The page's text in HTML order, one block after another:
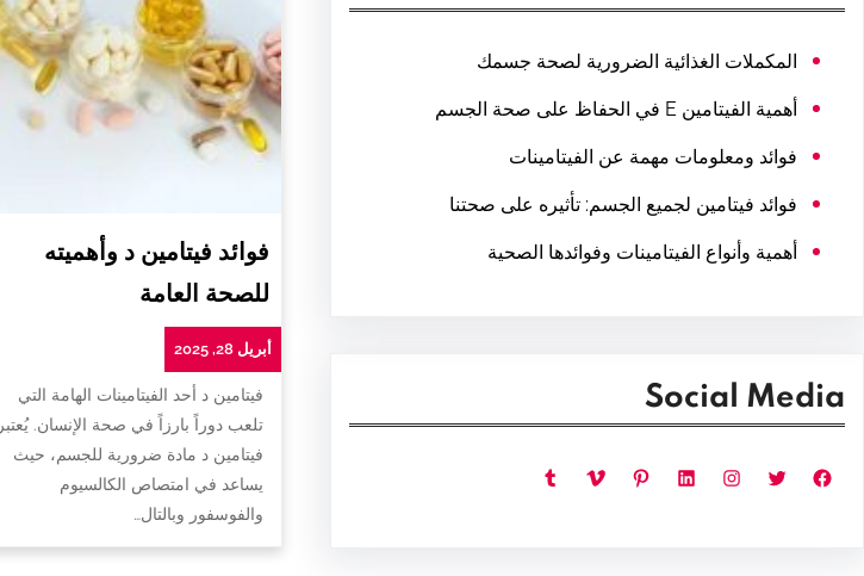
المكملات الغذائية الضرورية لصحة جسمك
أهمية الفيتامين E في الحفاظ على صحة الجسم
فوائد ومعلومات مهمة عن الفيتامينات
فوائد فيتامين لجميع الجسم: تأثيره على صحتنا
أهمية وأنواع الفيتامينات وفوائدها الصحية
Social Media
فيسبوك تويتر إنستجرام لينكد إن بينتريست فيميو تمبلر
فوائد فيتامين د وأهميته
للصحة العامة
أبريل 28, 2025
فيتامين د أحد الفيتامينات الهامة التي
تلعب دوراً بارزاً في صحة الإنسان. يُعتبر
فيتامين د مادة ضرورية للجسم، حيث
يساعد في امتصاص الكالسيوم
والفوسفور وبالتال…